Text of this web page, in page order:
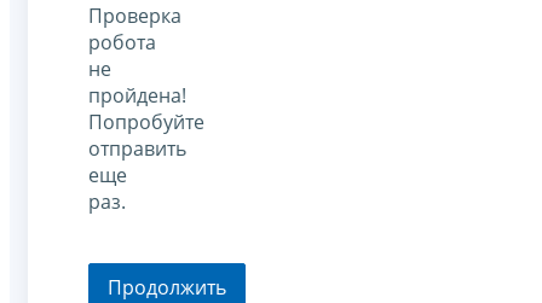
Проверка
робота
не
пройдена!
Попробуйте
отправить
еще
раз.
Продолжить